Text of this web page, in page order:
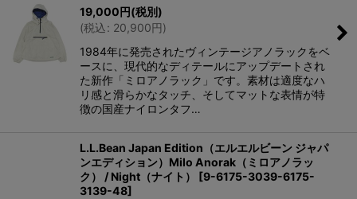
19,000 円(税別)
(税込: 20,900 円 )
1984年に発売されたヴィンテージアノラックをベ
ースに、現代的なディテールにアップデートされ
た新作「ミロアノラック」です。素材は適度なハ
リ感と滑らかなタッチ、そしてマットな表情が特
徴の国産ナイロンタフ…
L.L.Bean Japan Edition（エルエルビーン ジャパ
ンエディション）Milo Anorak（ミロアノラッ
ク） / Night（ナイト）
[9-6175-3039-6175-
3139-48]